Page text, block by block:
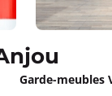
Garde-meubles